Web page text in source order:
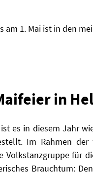
am 1. Mai ist in den
in
ist es in diesem Jahr
Im Rahmen
Volkstanzgruppe für
Brauchtum: